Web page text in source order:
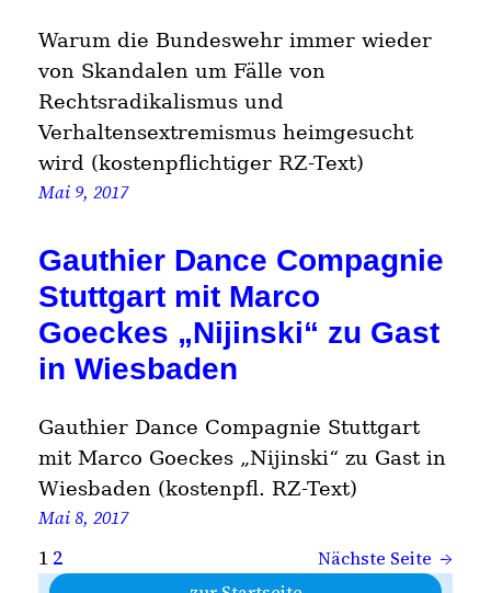
Warum die Bundeswehr immer wieder
von Skandalen um Fälle von
Rechtsradikalismus und
Verhaltensextremismus heimgesucht
wird (kostenpflichtiger RZ-Text)
Mai 9, 2017
Gauthier Dance Compagnie
Stuttgart mit Marco
Goeckes „Nijinski“ zu Gast
in Wiesbaden
Gauthier Dance Compagnie Stuttgart
mit Marco Goeckes „Nijinski“ zu Gast in
Wiesbaden (kostenpfl. RZ-Text)
Mai 8, 2017
1 2 Nächste Seite →